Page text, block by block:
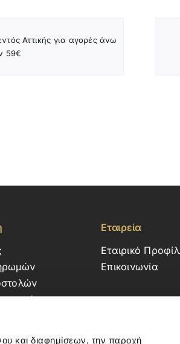
και διαφημίσεων, την παροχή
Αττικής για αγορές άνω
59€
Εταιρεία
Εταιρικό Προφίλ
Επικοινωνία